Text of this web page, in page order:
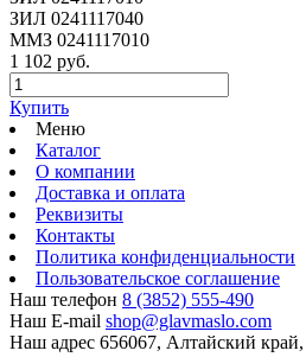
ЗИЛ 0241117040
ММЗ 0241117010
1 102 руб.
Купить
Меню
Каталог
О компании
Доставка и оплата
Реквизиты
Контакты
Политика конфиденциальности
Пользовательское соглашение
Наш телефон 8 (3852) 555-490
Наш E-mail shop@glavmaslo.com
Наш адрес 656067, Алтайский край,